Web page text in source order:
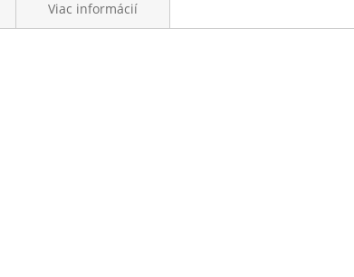
Viac informácií